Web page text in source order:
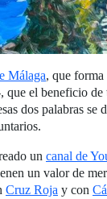
Málaga, que
el beneficio
dos palabras
un canal de
un valor de
Cruz Roja y con